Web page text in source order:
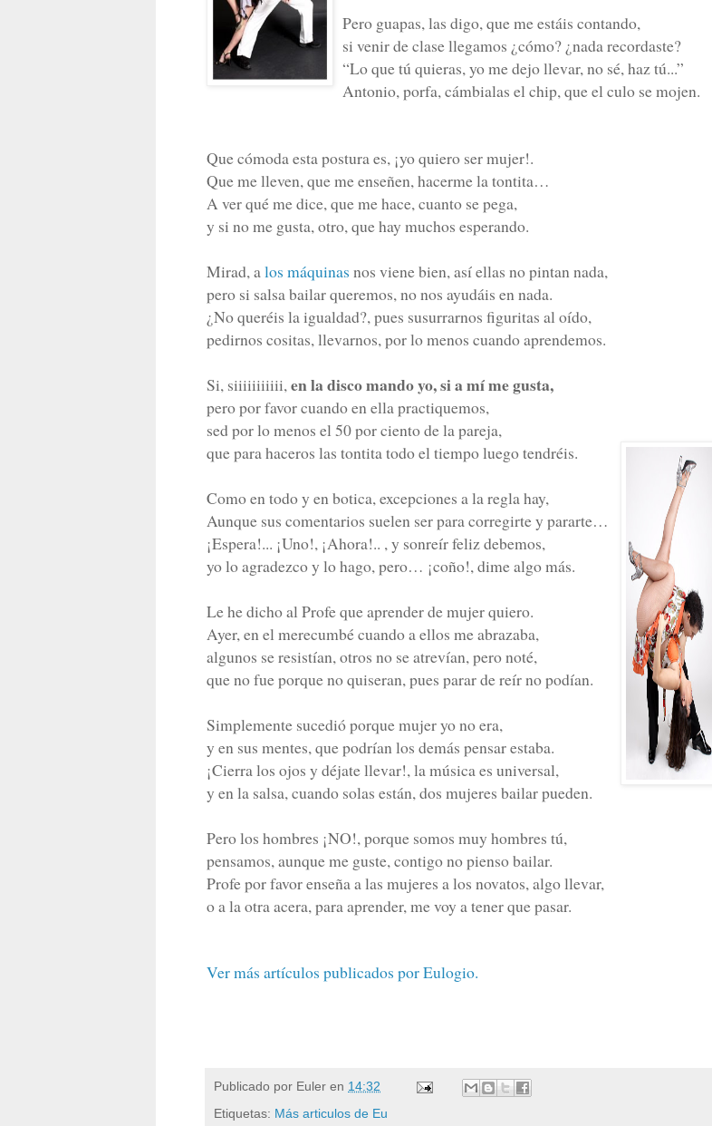
Pero guapas, las digo, que me estáis contando,
si venir de clase llegamos ¿cómo? ¿nada recordaste?
“Lo que tú quieras, yo me dejo llevar, no sé, haz tú...”
Antonio, porfa, cámbialas el chip, que el culo se mojen.
Que cómoda esta postura es, ¡yo quiero ser mujer!.
Que me lleven, que me enseñen, hacerme la tontita…
A ver qué me dice, que me hace, cuanto se pega,
y si no me gusta, otro, que hay muchos esperando.
Mirad, a los máquinas nos viene bien, así ellas no pintan nada,
pero si salsa bailar queremos, no nos ayudáis en nada.
¿No queréis la igualdad?, pues susurrarnos figuritas al oído,
pedirnos cositas, llevarnos, por lo menos cuando aprendemos.
Si, siiiiiiiiiii, en la disco mando yo, si a mí me gusta,
pero por favor cuando en ella practiquemos,
sed por lo menos el 50 por ciento de la pareja,
que para haceros las tontita todo el tiempo luego tendréis.
Como en todo y en botica, excepciones a la regla hay,
Aunque sus comentarios suelen ser para corregirte y pararte…
¡Espera!... ¡Uno!, ¡Ahora!.. , y sonreír feliz debemos,
yo lo agradezco y lo hago, pero… ¡coño!, dime algo más.
Le he dicho al Profe que aprender de mujer quiero.
Ayer, en el merecumbé cuando a ellos me abrazaba,
algunos se resistían, otros no se atrevían, pero noté,
que no fue porque no quiseran, pues parar de reír no podían.
Simplemente sucedió porque mujer yo no era,
y en sus mentes, que podrían los demás pensar estaba.
¡Cierra los ojos y déjate llevar!, la música es universal,
y en la salsa, cuando solas están, dos mujeres bailar pueden.
Pero los hombres ¡NO!, porque somos muy hombres tú,
pensamos, aunque me guste, contigo no pienso bailar.
Profe por favor enseña a las mujeres a los novatos, algo llevar,
o a la otra acera, para aprender, me voy a tener que pasar.
Ver más artículos publicados por Eulogio.
Publicado por Euler en 14:32
Etiquetas: Más articulos de Eu